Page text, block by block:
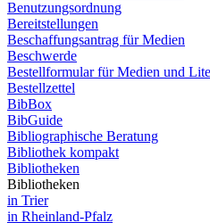
Benutzungsordnung
Bereitstellungen
Beschaffungsantrag für Medien
Beschwerde
Bestellformular für Medien und
Bestellzettel
BibBox
BibGuide
Bibliographische Beratung
Bibliothek kompakt
Bibliotheken
Bibliotheken
in Trier
in Rheinland-Pfalz